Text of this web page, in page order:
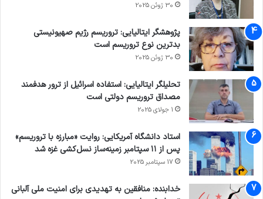
30 ژوئن 2025
پژوهشگر ایتالیایی: تروریسم رژیم صهیونیستی
بدترین نوع تروریسم است
30 ژوئن 2025
تحلیلگر ایتالیایی: استفاده اسرائیل از ترور هدفمند
مصداق تروریسم دولتی است
1 جولای 2025
استاد دانشگاه آمریکایی: روایت «مبارزه با تروریسم»
پس از ۱۱ سپتامبر زمینه‌ساز نسل‌کشی غزه شد
17 سپتامبر 2025
خدابنده: منافقین به تهدیدی برای امنیت ملی آلبانی